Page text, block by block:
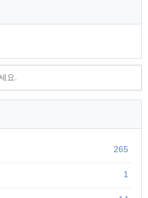
265
1